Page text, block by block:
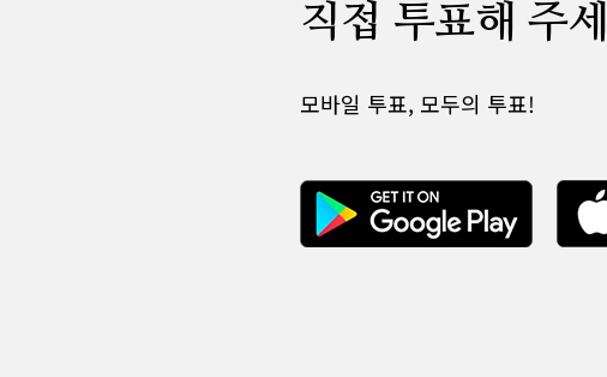
직접 투표해 주
모바일 투표, 모두의 투표!